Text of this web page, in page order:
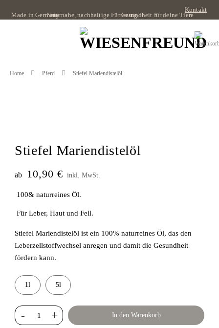
InhaltMade in GermanyNaturnahe, nachhaltige FütterungGesundheit für deine Tiere
Kontakt
Home Pferd Stiefel Mariendistelöl
Stiefel Mariendistelöl
ab 10,90 € inkl. MwSt.
100& naturreines Öl.
Für Leber, Haut und Fell.
Stiefel Mariendistelöl ist ein 100% naturreines Öl, das den
Leberzellstoffwechsel anregen und damit die Gesundheit
fördern kann.
1l 5l
In den Warenkorb